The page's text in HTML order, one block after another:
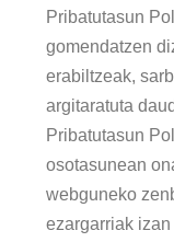
Pribatutasun
gomendatzen
erabiltzeak,
argitaratuta
Pribatutasun
osotasunean
webguneko
ezargarriak